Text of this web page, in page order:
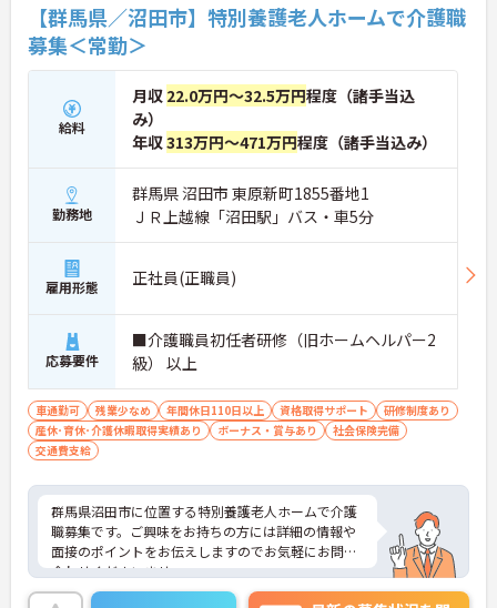
【群馬県／沼田市】特別養護老人ホームで介護職
募集＜常勤＞
給料
月収 22.0万円～32.5万円程度（諸手当込
み）
年収313万円～471万円程度（諸手当込み）
勤務地
群馬県 沼田市 東原新町1855番地1
ＪＲ上越線「沼田駅」バス・車5分
雇用形態 正社員(正職員)
応募要件
■介護職員初任者研修（旧ホームヘルパー2
級） 以上
車通勤可 残業少なめ 年間休日110日以上 資格取得サポート
研修制度あり
産休･育休･介護休暇取得実績あり
ボーナス・賞与あり
社会保険完備
交通費支給
群馬県沼田市に位置する特別養護老人ホームで介護
職募集です。ご興味をお持ちの方には詳細の情報や
面接のポイントをお伝えしますのでお気軽にお問い
合わせくださいませ。